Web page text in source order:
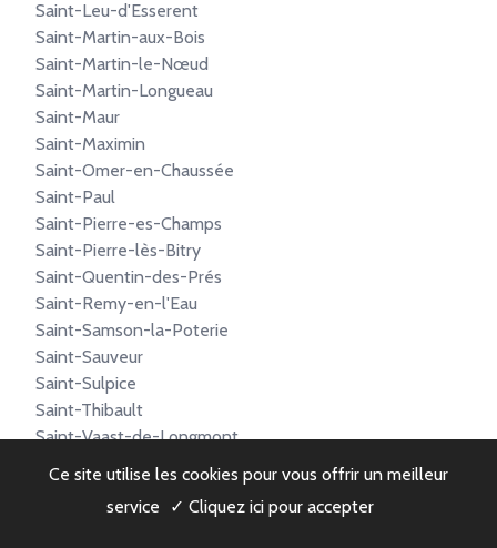
Saint-Leu-d'Esserent
Saint-Martin-aux-Bois
Saint-Martin-le-Nœud
Saint-Martin-Longueau
Saint-Maur
Saint-Maximin
Saint-Omer-en-Chaussée
Saint-Paul
Saint-Pierre-es-Champs
Saint-Pierre-lès-Bitry
Saint-Quentin-des-Prés
Saint-Remy-en-l'Eau
Saint-Samson-la-Poterie
Saint-Sauveur
Saint-Sulpice
Saint-Thibault
Saint-Vaast-de-Longmont
Saint-Vaast-lès-Mello
Sainte-Eusoye
Ce site utilise les cookies pour vous offrir un meilleur
service
✓ Cliquez ici pour accepter